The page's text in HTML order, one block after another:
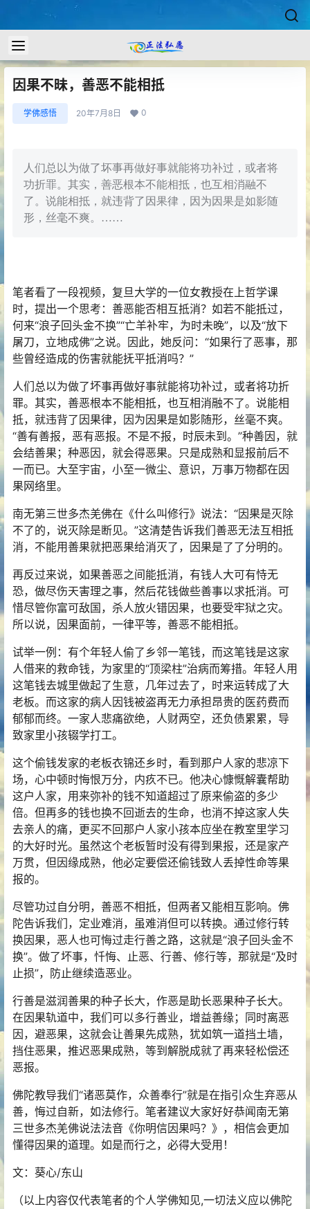
因果不昧，善恶不能相抵
学佛感悟 20年7月8日 0
人们总以为做了坏事再做好事就能将功补过，或者将
功折罪。其实，善恶根本不能相抵，也互相消融不
了。说能相抵，就违背了因果律，因为因果是如影随
形，丝毫不爽。……
笔者看了一段视频，复旦大学的一位女教授在上哲学课
时，提出一个思考：善恶能否相互抵消？如若不能抵过，
何来“浪子回头金不换”“亡羊补牢，为时未晚”，以及“放下
屠刀，立地成佛”之说。因此，她反问：“如果行了恶事，那
些曾经造成的伤害就能抚平抵消吗？”
人们总以为做了坏事再做好事就能将功补过，或者将功折
罪。其实，善恶根本不能相抵，也互相消融不了。说能相
抵，就违背了 因果律，因为因果是如影随形，丝毫不爽。
“善有善报，恶有恶报。不是不报，时辰未到。”种善因，就
会结善果；种恶因，就会得恶果。只是成熟和显报前后不
一而已。大至宇宙，小至一微尘、意识，万事万物都在因
果网络里。
南无第三世多杰羌佛在《什么叫修行》说法：“因果是灭除
不了的，说灭除是断见。”这清楚告诉我们善恶无法互相抵
消，不能用善果就把恶果给消灭了，因果是了了分明的。
再反过来说，如果善恶之间能抵消，有钱人大可有恃无
恐，做尽伤天害理之事，然后花钱做些善事以求抵消。可
惜尽管你富可敌国，杀人放火错因果，也要受牢狱之灾。
所以说，因果面前，一律平等，善恶不能相抵。
试举一例：有个年轻人偷了乡邻一笔钱，而这笔钱是这家
人借来的救命钱，为家里的“顶梁柱”治病而筹措。年轻人用
这笔钱去城里做起了生意，几年过去了，时来运转成了大
老板。而这家的病人因钱被盗再无力承担昂贵的医药费而
郁郁而终。一家人悲痛欲绝，人财两空，还负债累累，导
致家里小孩辍学打工。
这个偷钱发家的老板衣锦还乡时，看到那户人家的悲凉下
场，心中顿时悔恨万分，内疚不已。他决心慷慨解囊帮助
这户人家，用来弥补的钱不知道超过了原来偷盗的多少
倍。但再多的钱也换不回逝去的生命，也消不掉这家人失
去亲人的痛，更买不回那户人家小孩本应坐在教室里学习
的大好时光。虽然这个老板暂时没有得到果报，还是家产
万贯，但因缘成熟，他必定要偿还偷钱致人丢掉性命等果
报的。
尽管功过自分明，善恶不相抵，但两者又能相互影响。 佛
陀告诉我们，定业难消，虽难消但可以转换。通过修行转
换因果，恶人也可悔过走行善之路，这就是“浪子回头金不
换”。做了坏事，忏悔、止恶、行善、修行等，那就是“及时
止损”，防止继续造恶业。
行善是滋润善果的种子长大，作恶是助长恶果种子长大。
在因果轨道中，我们可以多行善业，增益善缘；同时离恶
因，避恶果，这就会让善果先成熟，犹如筑一道挡土墙，
挡住恶果，推迟恶果成熟，等到 解脱成就了再来轻松偿还
恶报。
佛陀教导我们“诸恶莫作，众善奉行”就是在指引众生弃恶从
善，悔过自新，如法修行。笔者建议大家好好恭闻南无第
三世多杰羌佛说法法音《你明信因果吗？》，相信会更加
懂得因果的道理。如是而行之，必得大受用！
文：葵心/东山
（以上内容仅代表笔者的个人学佛知见,一切法义应以佛陀